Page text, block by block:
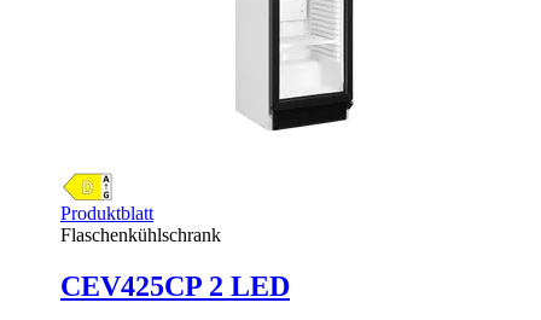
Produktblatt
Flaschenkühlschrank
CEV425CP 2 LED